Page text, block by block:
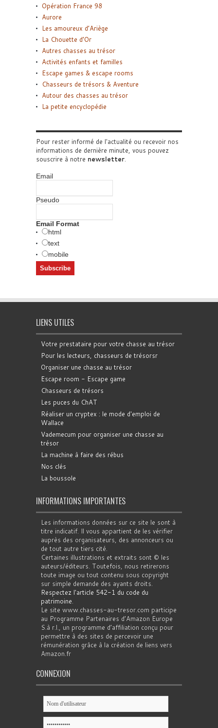
Opération France 98
Aurore
Les amoureux d’Ariège
La Chouette d’Or
Autres chasses au trésor
Activités enfants et familles
Escape games & escape rooms
Chasseurs de trésors & Aventure
Autour des chasses au trésor
La petite encyclopédie
Pour rester informé de l'actualité ou recevoir nos
informations de dernière minute, vous pouvez
souscrire à notre newsletter.
Email
Pseudo
Email Format
html
text
mobile
LIENS UTILES
Votre prestataire pour votre chasse au trésor
Pour les lecteurs, chasseurs de trésorsr
Organiser une chasse au trésor
Escape room - Escape game
Chasseurs de trésors
Les puces du ChAT
Réaliser un cryptex : le mode d'emploi de
Wallace
Vademecum pour organiser une chasse au
trésor
La machine à faire des rébus
Nos clés
La boussole
INFORMATIONS IMPORTANTES
Les informations données sur ce site le sont à
titre indicatif. Il vous appartient de les vérifier
auprès des organisateurs, des annonceurs ou
de tout autre tiers cité.
Certaines illustrations et extraits sont © les
auteurs/éditeurs. Toutefois, nous retirerons
toute image ou tout contenu sous copyright
sur simple demande des ayants droits.
Respectez l'article 542-1 du code du
patrimoine.
Le site www.chasses-au-tresor.com participe
au Programme Partenaires d’Amazon Europe
S.à r.l., un programme d’affiliation conçu pour
permettre à des sites de percevoir une
rémunération grâce à la création de liens vers
Amazon.fr
CONNEXION